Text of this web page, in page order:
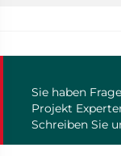
Sie haben
Projekt
Schreiben Sie